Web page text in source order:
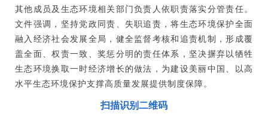
其他成员及生态环境相关部门负责人依职责落实分管责任。
文件强调，坚持党政同责、失职追责，将生态环境保护全面
融入经济社会发展全局，健全监督考核和追责机制，形成覆
盖全面、权责一致、奖惩分明的责任体系，坚决摒弃以牺牲
生态环境换取一时经济增长的做法，为建设美丽中国、以高
水平生态环境保护支撑高质量发展提供制度保障。
扫描识别二维码